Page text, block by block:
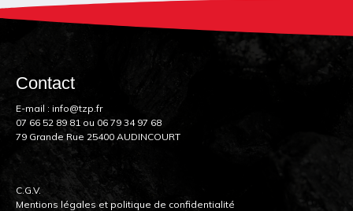
Contact
E-mail : info@tzp.fr
07 66 52 89 81 ou 06 79 34 97 68
79 Grande Rue 25400 AUDINCOURT
C.G.V.
Mentions légales et politique de confidentialité